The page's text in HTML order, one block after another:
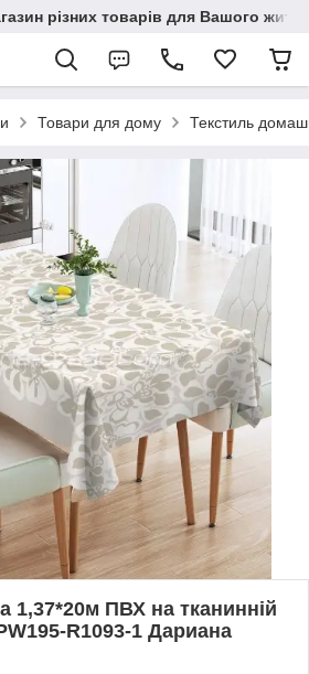
різних товарів для Вашого
Товари для дому Текстиль
1,37*20м ПВХ на тканинній
R1093-1 Дариана